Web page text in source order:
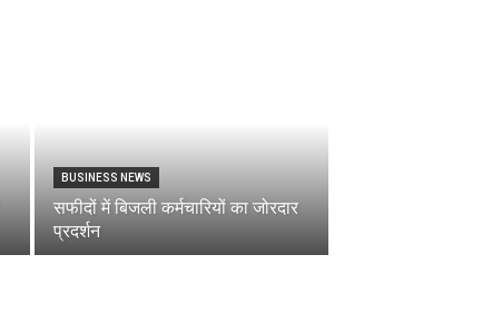
BUSINESS NEWS
सफीदों में बिजली कर्मचारियों का जोरदार
प्रदर्शन